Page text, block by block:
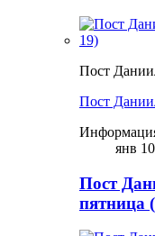
Пост
Пост
янв
Пост
пятница